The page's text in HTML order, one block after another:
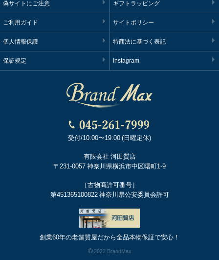
偽サイトにご注意 ギフトラッピング
ご利用ガイド サイトポリシー
個人情報保護 特商法に基づく表記
保証規定 Instagram
受付/10:00〜19:00 (日曜定休)
有限会社 河田質店
〒231-0057 神奈川県横浜市中区曙町1-9
［古物商許可番号］
第451365100822 神奈川県公安委員会許可
創業60年の老舗質屋だから全品本物保証で安心！
2022 BrandMax